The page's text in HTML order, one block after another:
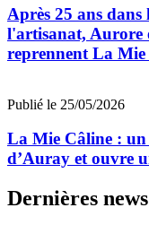
Après 25 ans dans
l'artisanat, Aurore
reprennent La Mie
Publié le 25/05/2026
La Mie Câline : un
d’Auray et ouvre
Dernières